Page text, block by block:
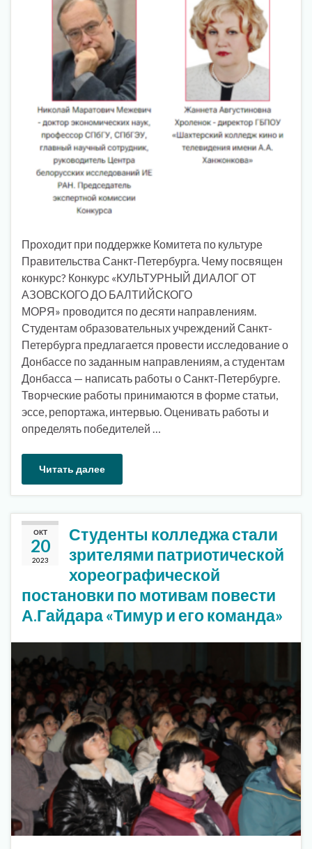
Проходит при поддержке Комитета по культуре
Правительства Санкт-Петербурга. Чему посвящен
конкурс? Конкурс «КУЛЬТУРНЫЙ ДИАЛОГ ОТ
АЗОВСКОГО ДО БАЛТИЙСКОГО
МОРЯ» проводится по десяти направлениям.
Студентам образовательных учреждений Санкт-
Петербурга предлагается провести исследование о
Донбассе по заданным направлениям, а студентам
Донбасса — написать работы о Санкт-Петербурге.
Творческие работы принимаются в форме статьи,
эссе, репортажа, интервью. Оценивать работы и
определять победителей …
Читать далее
ОКТ
20
2023
Студенты колледжа стали
зрителями патриотической
хореографической
постановки по мотивам повести
А.Гайдара «Тимур и его команда»